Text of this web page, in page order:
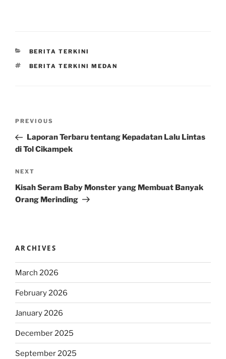
CATEGORIES
BERITA TERKINI
TAGS
BERITA TERKINI MEDAN
Previous
Post
PREVIOUS
Laporan Terbaru tentang Kepadatan Lalu Lintas
di Tol Cikampek
Next
Post
NEXT
Kisah Seram Baby Monster yang Membuat Banyak
Orang Merinding
ARCHIVES
March 2026
February 2026
January 2026
December 2025
September 2025